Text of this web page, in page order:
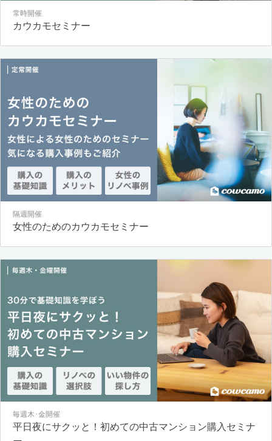
常時開催
カウカモセミナー
隔週開催
女性のためのカウカモセミナー
毎週木･金開催
平日夜にサクッと！初めての中古マンション購入セミナ